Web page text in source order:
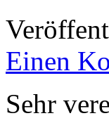
Einen
Sehr